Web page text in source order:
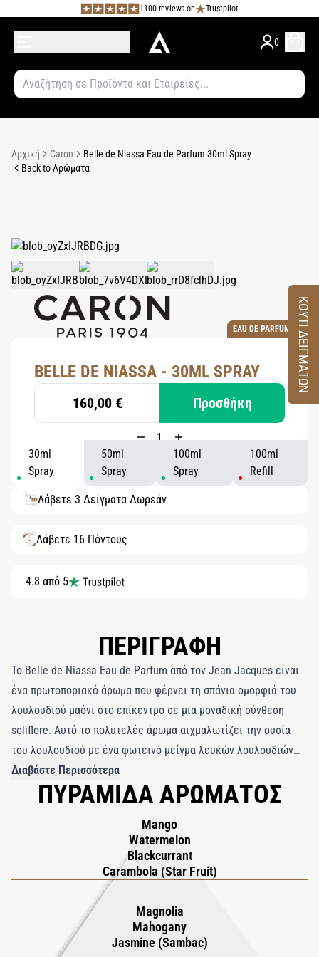
1100 reviews on Trustpilot
0
Αρχική Caron
Belle de Niassa Eau de Parfum 30ml Spray
Back to Αρώματα
EAU DE PARFUM
BELLE DE NIASSA - 30ML SPRAY
160,00 € Προσθήκη
30ml
Spray
50ml
Spray
100ml
Spray
100ml
Refill
Λάβετε 3 Δείγματα Δωρεάν
Λάβετε 16 Πόντους
4.8 από 5
ΠΕΡΙΓΡΑΦΗ
Το Belle de Niassa Eau de Parfum από τον Jean Jacques είναι
ένα πρωτοποριακό άρωμα που φέρνει τη σπάνια ομορφιά του
λουλουδιού μαόνι στο επίκεντρο σε μια μοναδική σύνθεση
soliflore. Αυτό το πολυτελές άρωμα αιχμαλωτίζει την ουσία
του λουλουδιού με ένα φωτεινό μείγμα λευκών λουλουδιών
και μια έκρηξη της ζωντανής οξύτητας του αστεριού,
αναδεικνύοντας την πολύπλευρη γοητεία του λουλουδιού
γιασεμιού - το ένα αποπνέει αισθησιακή ζεστασιά και το άλλο
ένα φρουτώδες sambac - παράλληλα με τον σπάνιο πλούτο του
απόλυτου ylang-ylang, δημιουργώντας μια ζωντανή λευκή
λουλουδάτη ταπετσαρία. Αυτό το πλούσιο μπουκέτο
αναζωογονείται από ένα εξωτικό μείγμα από τραγανά
αστεροειδή φρούτα, λαχταριστό καρπούζι και άρωμα
λουλουδιών μανόλιας, προσφέροντας μια δελεαστικά ώριμη,
Διαβάστε Περισσότερα
ΠΥΡΑΜΙΔΑ ΑΡΩΜΑΤΟΣ
Mango
Watermelon
Blackcurrant
Carambola (Star Fruit)
Magnolia
Mahogany
Jasmine (Sambac)
ΚΟΥΤΙ ΔΕΙΓΜΑΤΩΝ